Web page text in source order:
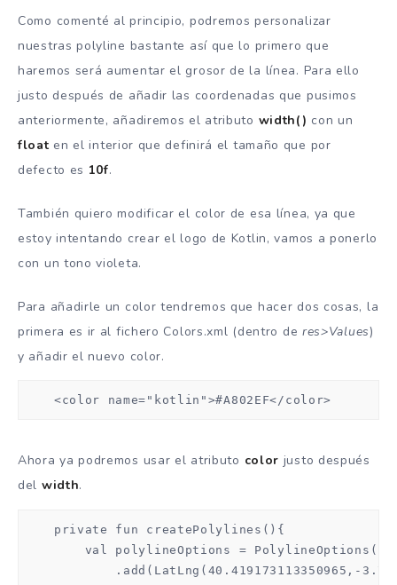
Como comenté al principio, podremos personalizar
nuestras polyline bastante así que lo primero que
haremos será aumentar el grosor de la línea. Para ello
justo después de añadir las coordenadas que pusimos
anteriormente, añadiremos el atributo width() con un
float en el interior que definirá el tamaño que por
defecto es 10f.
También quiero modificar el color de esa línea, ya que
estoy intentando crear el logo de Kotlin, vamos a ponerlo
con un tono violeta.
Para añadirle un color tendremos que hacer dos cosas, la
primera es ir al fichero Colors.xml (dentro de res>Values)
y añadir el nuevo color.
    <color name="kotlin">#A802EF</color>
Ahora ya podremos usar el atributo color justo después
del width.
    private fun createPolylines(){
        val polylineOptions = PolylineOptions()
.add(LatLng(40.419173113350965,-